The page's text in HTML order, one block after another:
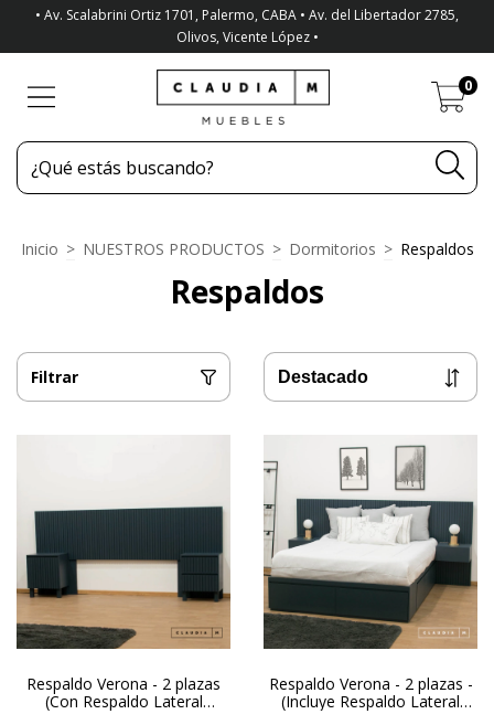
• Av. Scalabrini Ortiz 1701, Palermo, CABA • Av. del Libertador 2785,
Olivos, Vicente López •
0
Inicio > NUESTROS PRODUCTOS > Dormitorios > Respaldos
Respaldos
Filtrar
Respaldo Verona - 2 plazas
(Con Respaldo Lateral
Respaldo Verona - 2 plazas -
(Incluye Respaldo Lateral